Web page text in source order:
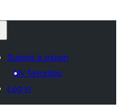
Submit a plugin
My favorites
Log in